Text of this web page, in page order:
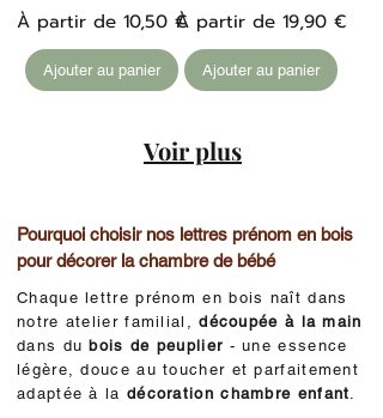
À partir de 10,50 €
Prix promotionnel
Ajouter au panier
À partir de 19,90 €
Prix promotionnel
Ajouter au panier
Voir plus
Pourquoi choisir nos lettres prénom en bois
pour décorer la chambre de bébé
Chaque lettre prénom en bois naît dans
notre atelier familial,découpée à la main
dans dubois de peuplier - une essence
légère, douce au toucher et parfaitement
adaptée à la décoration chambre enfant